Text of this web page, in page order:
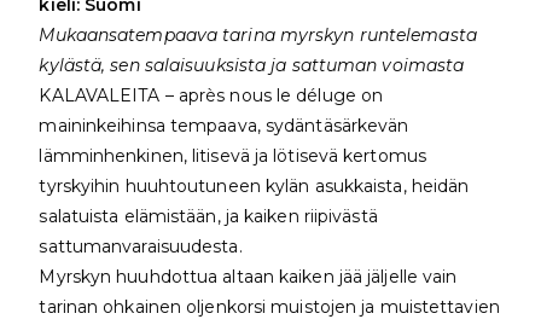
kieli: Suomi
Mukaansatempaava tarina myrskyn runtelemasta
kylästä, sen salaisuuksista ja sattuman voimasta
KALAVALEITA – après nous le déluge on
maininkeihinsa tempaava, sydäntäsärkevän
lämminhenkinen, litisevä ja lötisevä kertomus
tyrskyihin huuhtoutuneen kylän asukkaista, heidän
salatuista elämistään, ja kaiken riipivästä
sattumanvaraisuudesta.
Myrskyn huuhdottua altaan kaiken jää jäljelle vain
tarinan ohkainen oljenkorsi muistojen ja muistettavien